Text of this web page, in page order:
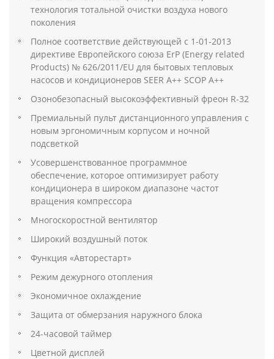
технология тотальной очистки воздуха нового
поколения
Полное соответствие действующей c 1-01-2013
директиве Европейского союза ErP (Energy related
Products) № 626/2011/EU для бытовых тепловых
насосов и кондиционеров SEER A++ SCOP A++
Озонобезопасный высокоэффективный фреон R-32
Премиальный пульт дистанционного управления с
новым эргономичным корпусом и ночной
подсветкой
Усовершенствованное программное
обеспечение, которое оптимизирует работу
кондиционера в широком диапазоне частот
вращения компрессора
Многоскоростной вентилятор
Широкий воздушный поток
Функция «Авторестарт»
Режим дежурного отопления
Экономичное охлаждение
Защита oт обмерзания наружного блока
24-часовой таймер
Цветной дисплей